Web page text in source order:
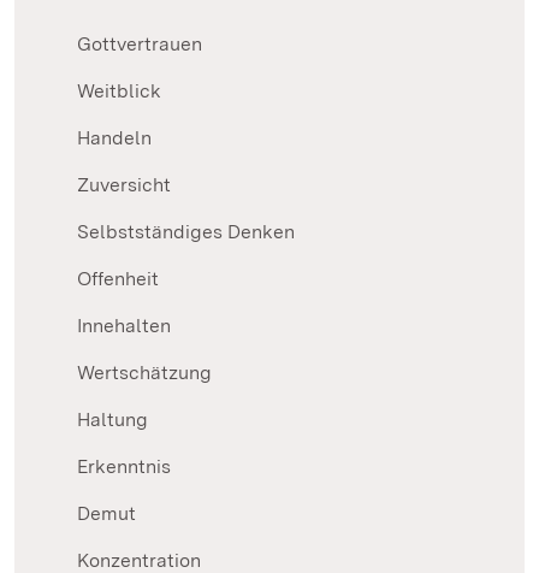
Gottvertrauen
Weitblick
Handeln
Zuversicht
Selbstständiges Denken
Offenheit
Innehalten
Wertschätzung
Haltung
Erkenntnis
Demut
Konzentration